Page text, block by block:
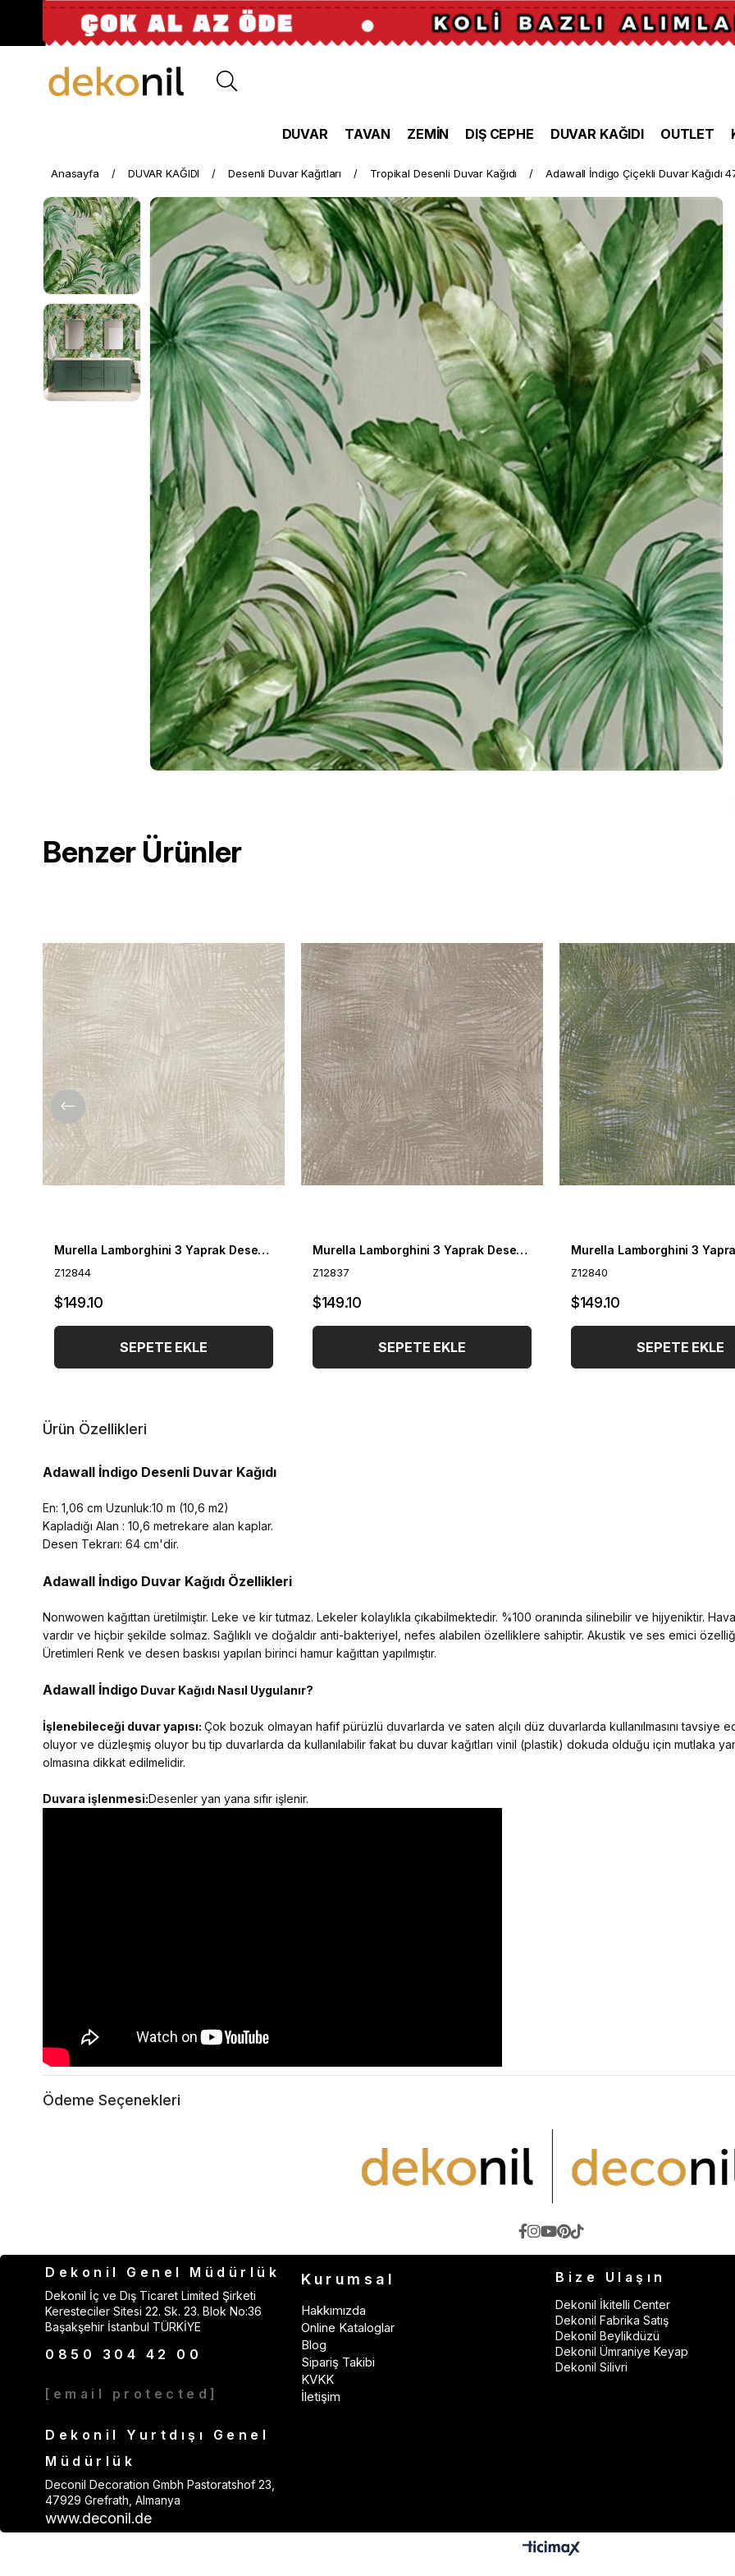
DUVAR TAVAN ZEMİN DIŞ CEPHE DUVAR KAĞIDI OUTLET
Anasayfa DUVAR KAĞIDI Desenli Duvar Kağıtları Tropikal Desenli Duvar Kağıdı Adawall İndigo Çiçekli Duvar Kağıdı
Benzer Ürünler
Murella Lamborghini 3 Yaprak Desenli Duvar Kağıdı Z12844
Z12844
$149.10
SEPETE EKLE
Murella Lamborghini 3 Yaprak Desenli Duvar Kağıdı Z12837
Z12837
$149.10
SEPETE EKLE
Z12840
$149.10
SEPETE EKLE
Ürün Özellikleri
Adawall İndigo Desenli Duvar Kağıdı
En: 1,06 cm Uzunluk:10 m (10,6 m2)
Kapladığı Alan : 10,6 metrekare alan kaplar.
Desen Tekrarı: 64 cm'dir.
Adawall İndigo Duvar Kağıdı Özellikleri
Nonwowen kağıttan üretilmiştir. Leke ve kir tutmaz. Lekeler kolaylıkla çıkabilmektedir. %100 oranında silinebilir ve hijyeniktir. Hava
vardır ve hiçbir şekilde solmaz. Sağlıklı ve doğaldır anti-bakteriyel, nefes alabilen özelliklere sahiptir. Akustik ve ses emici
Üretimleri Renk ve desen baskısı yapılan birinci hamur kağıttan yapılmıştır.
Adawall İndigo Duvar Kağıdı Nasıl Uygulanır?
İşlenebileceği duvar yapısı: Çok bozuk olmayan hafif pürüzlü duvarlarda ve saten alçılı düz duvarlarda kullanılmasını tavsiye
oluyor ve düzleşmiş oluyor bu tip duvarlarda da kullanılabilir fakat bu duvar kağıtları vinil (plastik) dokuda olduğu için mutlaka
olmasına dikkat edilmelidir.
Duvara işlenmesi:Desenler yan yana sıfır işlenir.
Ödeme Seçenekleri
Dekonil Genel Müdürlük
Dekonil İç ve Dış Ticaret Limited Şirketi
Keresteciler Sitesi 22. Sk. 23. Blok No:36
Başakşehir İstanbul TÜRKİYE
0850 304 42 00
[email protected]
Dekonil Yurtdışı Genel
Müdürlük
Deconil Decoration Gmbh Pastoratshof 23,
47929 Grefrath, Almanya
www.deconil.de
Kurumsal
Hakkımızda
Online Kataloglar
Blog
Sipariş Takibi
KVKK
İletişim
Bize Ulaşın
Dekonil İkitelli Center
Dekonil Fabrika Satış
Dekonil Beylikdüzü
Dekonil Ümraniye Keyap
Dekonil Silivri